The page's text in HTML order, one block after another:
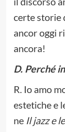
certe storie
ancor oggi
ancora!
D. Perché
R. Io amo
estetiche e
ne Il jazz e